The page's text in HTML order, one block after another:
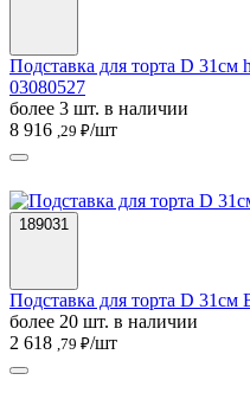
Подставка для торта D
03080527
более 3 шт. в наличии
8 916 ,29 ₽/шт
189031
Подставка для торта D 31см
более 20 шт. в наличии
2 618 ,79 ₽/шт